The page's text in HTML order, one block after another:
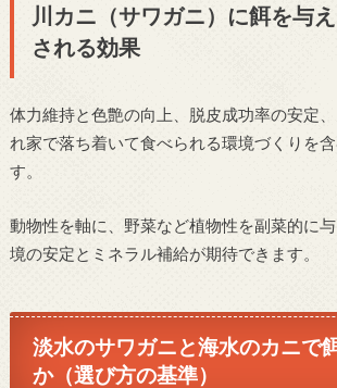
川カニ（サワガニ）に餌を与
される効果
体力維持と色艶の向上、脱皮成功率の安定
れ家で落ち着いて食べられる環境づくりを
す。
動物性を軸に、野菜など植物性を副菜的に
境の安定とミネラル補給が期待できます。
淡水のサワガニと海水のカニで
か（選び方の基準）